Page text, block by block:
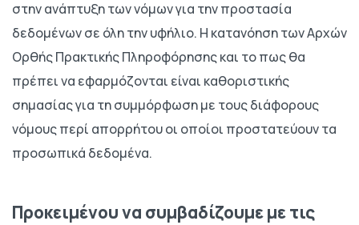
στην ανάπτυξη των νόμων για την προστασία
δεδομένων σε όλη την υφήλιο. Η κατανόηση των Αρχών
Ορθής Πρακτικής Πληροφόρησης και το πως θα
πρέπει να εφαρμόζονται είναι καθοριστικής
σημασίας για τη συμμόρφωση με τους διάφορους
νόμους περί απορρήτου οι οποίοι προστατεύουν τα
προσωπικά δεδομένα.
Προκειμένου να συμβαδίζουμε με τις